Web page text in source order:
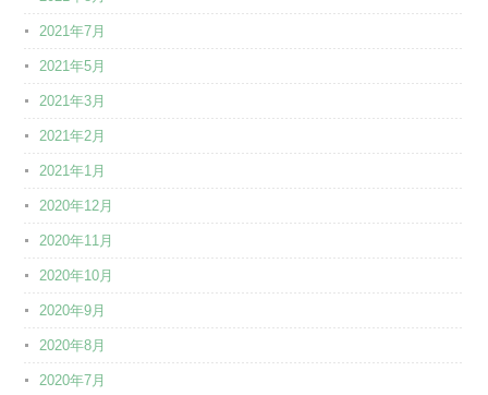
2021年7月
2021年5月
2021年3月
2021年2月
2021年1月
2020年12月
2020年11月
2020年10月
2020年9月
2020年8月
2020年7月